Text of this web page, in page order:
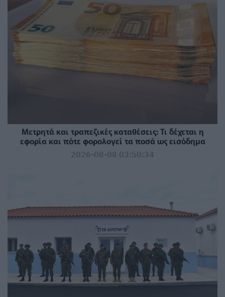
Μετρητά και τραπεζικές καταθέσεις: Τι δέχεται η
εφορία και πότε φορολογεί τα ποσά ως εισόδημα
2026-08-08 03:50:34